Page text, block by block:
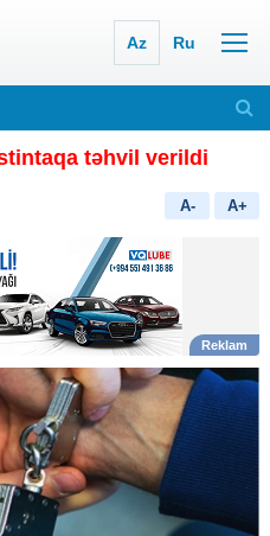
Az Ru
təhvil verildi
A- A+